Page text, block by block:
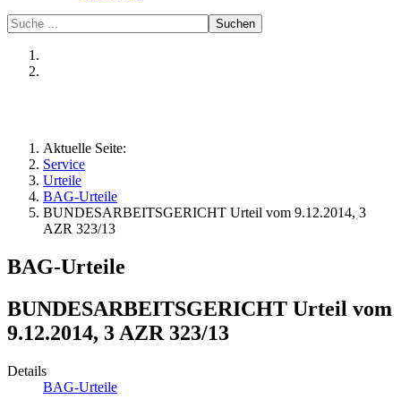
Suchen
Aktuelle Seite:
Service
Urteile
BAG-Urteile
BUNDESARBEITSGERICHT Urteil vom 9.12.2014, 3
AZR 323/13
BAG-Urteile
BUNDESARBEITSGERICHT Urteil vom
9.12.2014, 3 AZR 323/13
Details
BAG-Urteile